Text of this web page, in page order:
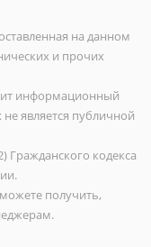
на данном
и прочих
информационный
не является публичной
Гражданского кодекса
получить,